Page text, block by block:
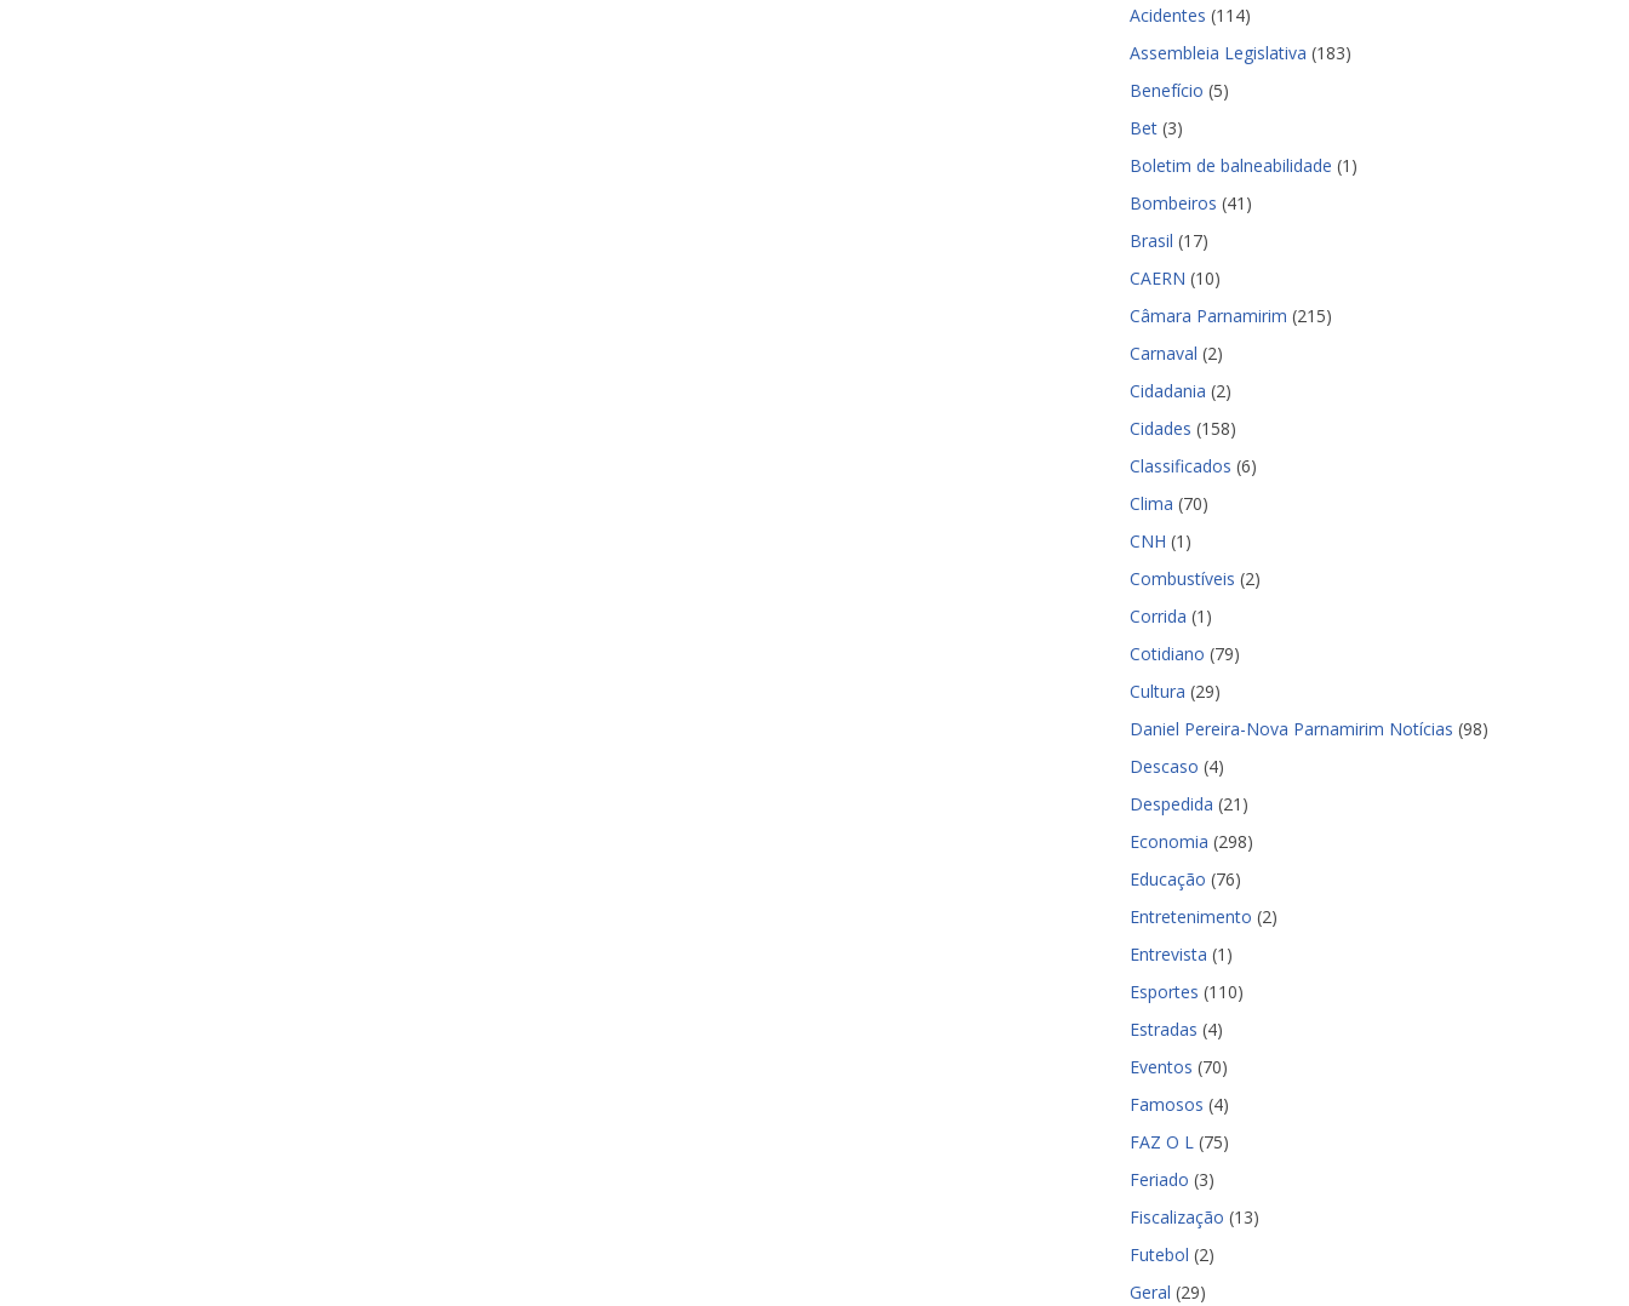
Acidentes (114)
Assembleia Legislativa (183)
Benefício (5)
Bet (3)
Boletim de balneabilidade (1)
Bombeiros (41)
Brasil (17)
CAERN (10)
Câmara Parnamirim (215)
Carnaval (2)
Cidadania (2)
Cidades (158)
Classificados (6)
Clima (70)
CNH (1)
Combustíveis (2)
Corrida (1)
Cotidiano (79)
Cultura (29)
Daniel Pereira-Nova Parnamirim Notícias (98)
Descaso (4)
Despedida (21)
Economia (298)
Educação (76)
Entretenimento (2)
Entrevista (1)
Esportes (110)
Estradas (4)
Eventos (70)
Famosos (4)
FAZ O L (75)
Feriado (3)
Fiscalização (13)
Futebol (2)
Geral (29)